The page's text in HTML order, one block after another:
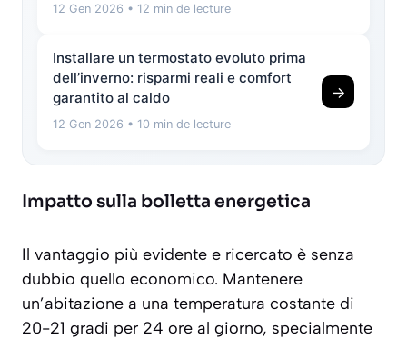
12 Gen 2026 • 12 min de lecture
Installare un termostato evoluto prima
dell’inverno: risparmi reali e comfort
garantito al caldo
12 Gen 2026 • 10 min de lecture
→
Impatto sulla bolletta energetica
Il vantaggio più evidente e ricercato è senza
dubbio quello economico. Mantenere
un’abitazione a una temperatura costante di
20-21 gradi per 24 ore al giorno, specialmente